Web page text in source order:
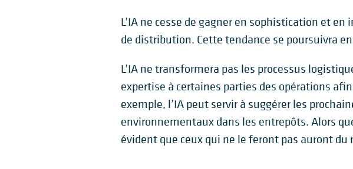
L’IA ne cesse de gagner en sophistication et
de distribution. Cette tendance se poursuivra
L’IA ne transformera pas les processus
expertise à certaines parties des opérations
exemple, l’IA peut servir à suggérer les
environnementaux dans les entrepôts. Alors
évident que ceux qui ne le feront pas auront